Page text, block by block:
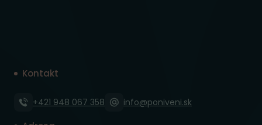
Kontakt
+421 948 067 358 info@poniveni.sk